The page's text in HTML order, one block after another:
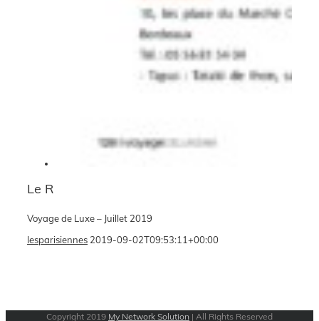
Le R
Voyage de Luxe – Juillet 2019
lesparisiennes 2019-09-02T09:53:11+00:00
Copyright 2019 My Network Solution | All Rights Reserved